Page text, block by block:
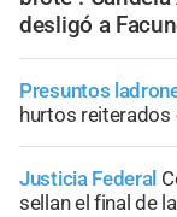
desligó a
Presuntos
hurtos reiterados
Justicia Federal
sellan el final de